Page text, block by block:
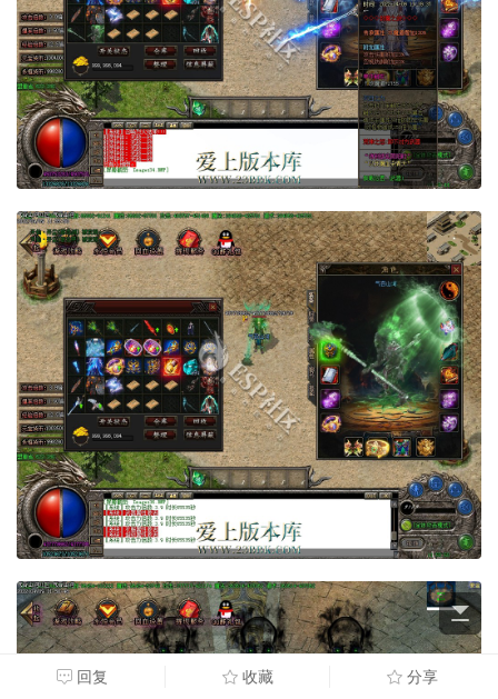
回复 收藏 分享